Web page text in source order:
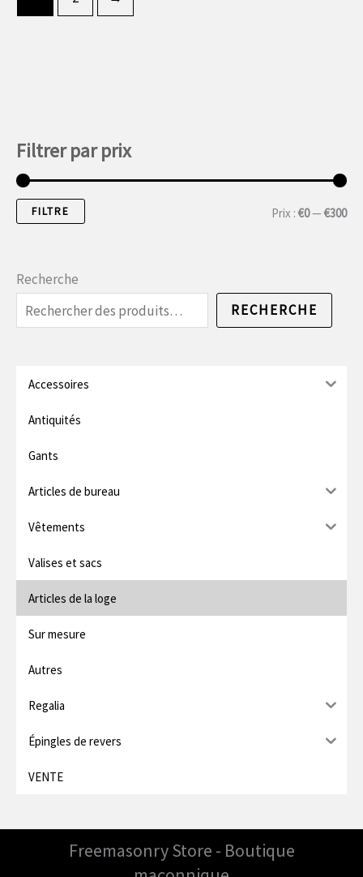
Filtrer par prix
PP
FILTRE Prix : €0—€300
Recherche
RECHERCHE
Accessoires
Antiquités
Gants
Articles de bureau
Vêtements
Valises et sacs
Articles de la loge
Sur mesure
Autres
Regalia
Épingles de revers
VENTE
Freemasonry Store - Boutique